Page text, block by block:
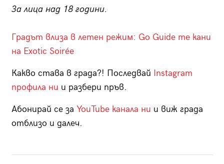
За лица над 18 години.
Градът влиза в летен режим: Go Guide те кани
на Exotic Soirée
Какво става в града?! Последвай Instagram
профила ни и разбери пръв.
Абонирай се за YouTube канала ни и виж града
отблизо и далеч.